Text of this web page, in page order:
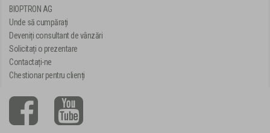
BIOPTRON AG
Unde să cumpărați
Deveniți consultant de vânzări
Solicitați o prezentare
Contactați-ne
Chestionar pentru clienți